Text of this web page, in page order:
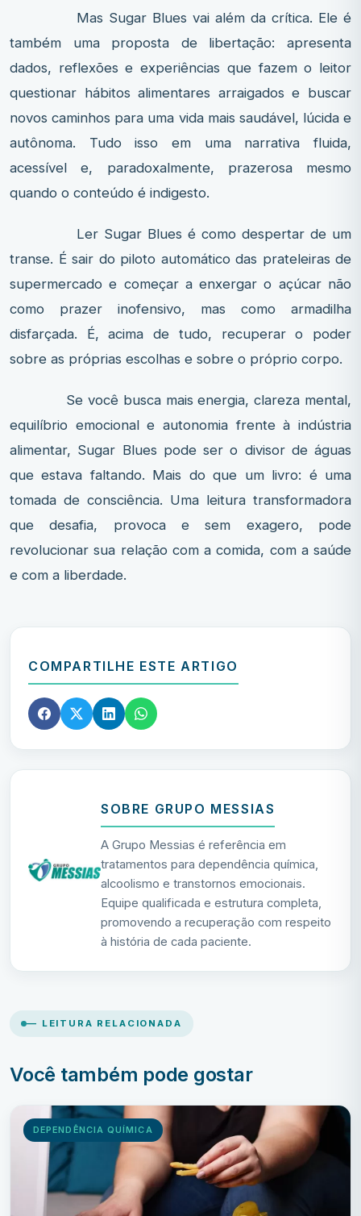
Mas Sugar Blues vai além da crítica. Ele é
também uma proposta de libertação: apresenta
dados, reflexões e experiências que fazem o leitor
questionar hábitos alimentares arraigados e buscar
novos caminhos para uma vida mais saudável, lúcida e
autônoma. Tudo isso em uma narrativa fluida,
acessível e, paradoxalmente, prazerosa mesmo
quando o conteúdo é indigesto.
Ler Sugar Blues é como despertar de um
transe. É sair do piloto automático das prateleiras de
supermercado e começar a enxergar o açúcar não
como prazer inofensivo, mas como armadilha
disfarçada. É, acima de tudo, recuperar o poder
sobre as próprias escolhas e sobre o próprio corpo.
Se você busca mais energia, clareza mental,
equilíbrio emocional e autonomia frente à indústria
alimentar, Sugar Blues pode ser o divisor de águas
que estava faltando. Mais do que um livro: é uma
tomada de consciência. Uma leitura transformadora
que desafia, provoca e sem exagero, pode
revolucionar sua relação com a comida, com a saúde
e com a liberdade.
COMPARTILHE ESTE ARTIGO
SOBRE GRUPO MESSIAS
A Grupo Messias é referência em
tratamentos para dependência química,
alcoolismo e transtornos emocionais.
Equipe qualificada e estrutura completa,
promovendo a recuperação com respeito
à história de cada paciente.
— LEITURA RELACIONADA
Você também pode gostar
DEPENDÊNCIA QUÍMICA